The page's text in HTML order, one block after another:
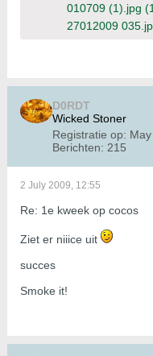
010709 (1).jpg
27012009
D0RDT
Wicked Stoner
Registratie op:
Berichten: 215
2 July 2009, 12:55
Re: 1e kweek op cocos
Ziet er niiice uit
succes
Smoke it!